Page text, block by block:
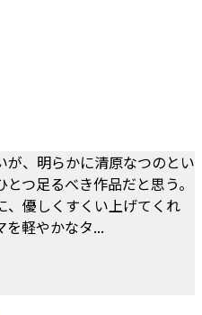
、明らかに清原なつのとい
つ足るべき作品だと思う。
、優しくすくい上げてくれ
を軽やかなタ...